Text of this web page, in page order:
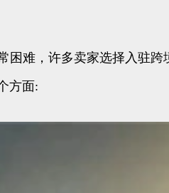
难，许多卖家选择入驻
方面: